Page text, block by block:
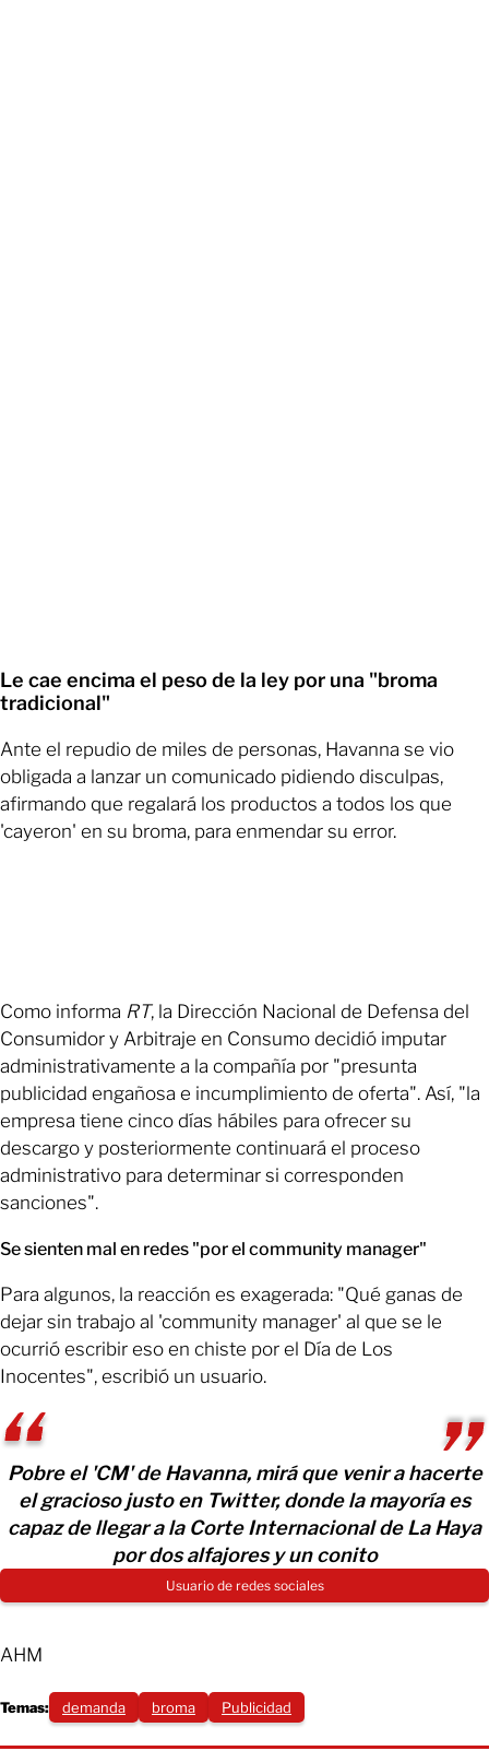
Le cae encima el peso de la ley por una "broma
tradicional"
Ante el repudio de miles de personas, Havanna se vio
obligada a lanzar un comunicado pidiendo disculpas,
afirmando que regalará los productos a todos los que
'cayeron' en su broma, para enmendar su error.
Como informa RT, la Dirección Nacional de Defensa del
Consumidor y Arbitraje en Consumo decidió imputar
administrativamente a la compañía por "presunta
publicidad engañosa e incumplimiento de oferta". Así, "la
empresa tiene cinco días hábiles para ofrecer su
descargo y posteriormente continuará el proceso
administrativo para determinar si corresponden
sanciones".
Se sienten mal en redes "por el community manager"
Para algunos, la reacción es exagerada: "Qué ganas de
dejar sin trabajo al 'community manager' al que se le
ocurrió escribir eso en chiste por el Día de Los
Inocentes", escribió un usuario.
Pobre el 'CM' de Havanna, mirá que venir a hacerte
el gracioso justo en Twitter, donde la mayoría es
capaz de llegar a la Corte Internacional de La Haya
por dos alfajores y un conito
Usuario de redes sociales
AHM
Temas: demanda broma Publicidad